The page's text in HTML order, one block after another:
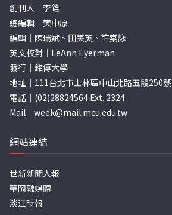
創刊人｜李銓
總編輯｜樊中原
編輯｜陳瑞斌、田美英、許棠詠
英文校對｜LeAnn Eyerman
發行｜銘傳大學
地址｜111台北市士林區中山北路五段250號
電話｜(02)28824564 Ext. 2324
Mail｜ week@mail.mcu.edu.tw
網站連結
世新新聞人報
華岡融媒體
淡江時報